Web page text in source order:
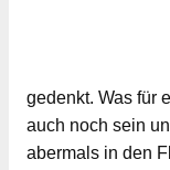
gedenkt. Was für
auch noch sein
abermals in den